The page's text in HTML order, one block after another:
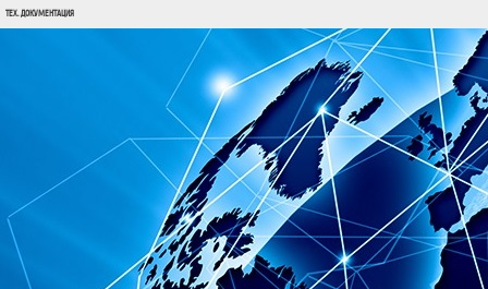
ТЕХ. ДОКУМЕНТАЦИЯ